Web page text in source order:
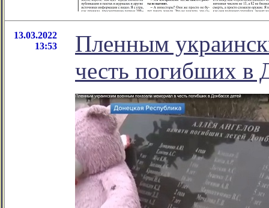
13.03.2022
13:53
Пленным
честь погибших в